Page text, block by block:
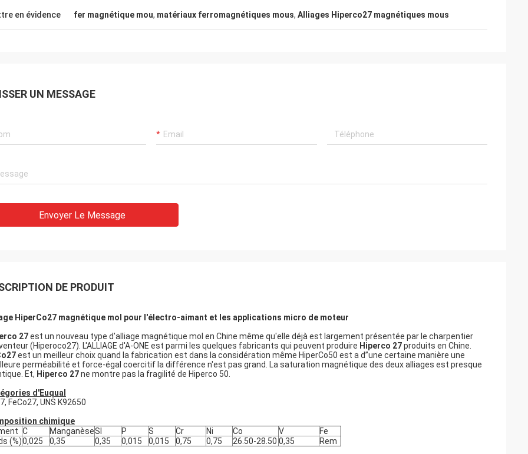
en évidence fer magnétique mou, matériaux ferromagnétiques mous, Alliages Hiperco27 magnétiques mous
UN MESSAGE
Envoyer Le Message
DE PRODUIT
HiperCo27 magnétique mol pour l'électro-aimant et les applications micro de moteur
27est un nouveau type d'alliage magnétique mol en Chine même qu'elle déjà est largement présentée par le charpentier
(Hiperoco27). L'ALLIAGE d'A-ONE est parmi les quelques fabricants qui peuvent produire Hiperco 27produits en Chine.
est un meilleur choix quand la fabrication est dans la considération même HiperCo50 est a d”une certaine manière une
perméabilité et force-égal coercitif la différence n'est pas grand. La saturation magnétique des deux alliages est presque
Et, Hiperco 27ne montre pas la fragilité de Hiperco 50.
d'Euqual
FeCo27, UNS K92650
chimique
C ManganèseSI P S Cr Ni Co V
Fe
(%)0,025 0,35 0,35 0,015 0,015 0,75 0,75 26.50-28.50 0,35 Rem